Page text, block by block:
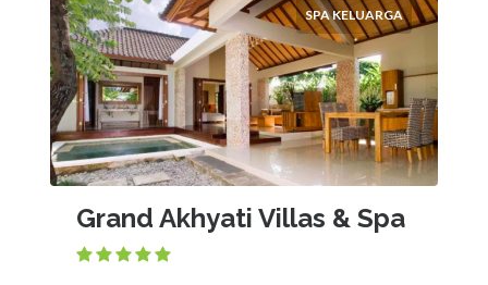
SPA KELUARGA
Grand Akhyati Villas & Spa